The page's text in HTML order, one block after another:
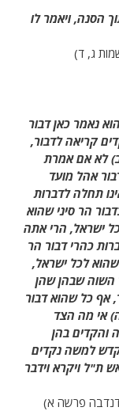
הסנה, ויאמר לו
נאמר כאן דבור
קריאה לדבור,
לא אם אמרת
אהל מועד
תחלה לדברות
הר סיני שהוא
ישראל, הרי אתה
כהרי דבור הר
שהוא לכל ישראל,
השוה שבהן שהן
אף כל שהוא דבור
אי מה הצד
והקדים בהן
קדש למשה נקדים
ת"ל ויקרא וידבר
דנדבה פרשה א)